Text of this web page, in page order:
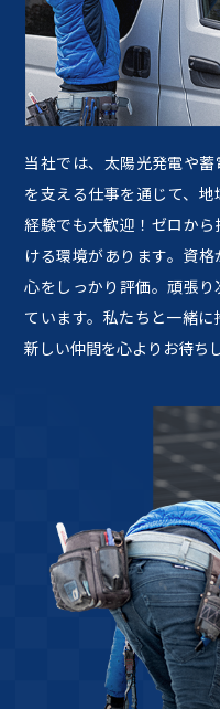
当社では、太陽光発電や
を支える仕事を通じて、
経験でも大歓迎！ゼロか
ける環境があります。資
心をしっかり評価。頑張
ています。私たちと一緒
新しい仲間を心よりお待ち